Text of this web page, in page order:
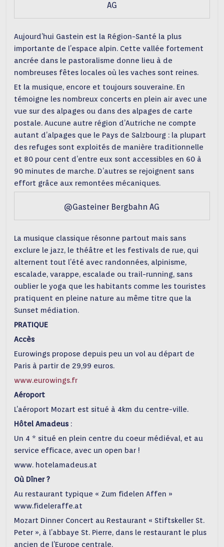
AG
Aujourd’hui Gastein est la Région-Santé la plus
importante de l’espace alpin. Cette vallée fortement
ancrée dans le pastoralisme donne lieu à de
nombreuses fêtes locales où les vaches sont reines.
Et la musique, encore et toujours souveraine. En
témoigne les nombreux concerts en plein air avec une
vue sur des alpages ou dans des alpages de carte
postale. Aucune autre région d’Autriche ne compte
autant d’alpages que le Pays de Salzbourg : la plupart
des refuges sont exploités de manière traditionnelle
et 80 pour cent d’entre eux sont accessibles en 60 à
90 minutes de marche. D’autres se rejoignent sans
effort grâce aux remontées mécaniques.
@Gasteiner Bergbahn AG
La musique classique résonne partout mais sans
exclure le jazz, le théâtre et les festivals de rue, qui
alternent tout l’été avec randonnées, alpinisme,
escalade, varappe, escalade ou trail-running, sans
oublier le yoga que les habitants comme les touristes
pratiquent en pleine nature au même titre que la
Sunset médiation.
PRATIQUE
Accès
Eurowings propose depuis peu un vol au départ de
Paris à partir de 29,99 euros.
www.eurowings.fr
Aéroport
L’aéroport Mozart est situé à 4km du centre-ville.
Hôtel Amadeus :
Un 4 * situé en plein centre du coeur médiéval, et au
service efficace, avec un open bar !
www. hotelamadeus.at
Où Dîner ?
Au restaurant typique « Zum fidelen Affen »
www.fideleraffe.at
Mozart Dinner Concert au Restaurant « Stiftskeller St.
Peter », à l’abbaye St. Pierre, dans le restaurant le plus
ancien de l’Europe centrale.